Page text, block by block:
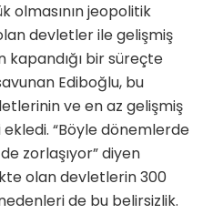
olmasının jeopolitik
devletler ile gelişmiş
kapandığı bir süreçte
Ediboğlu, bu
ve en az gelişmiş
ekledi. “Böyle dönemlerde
zorlaşıyor” diyen
olan devletlerin 300
de bu belirsizlik.